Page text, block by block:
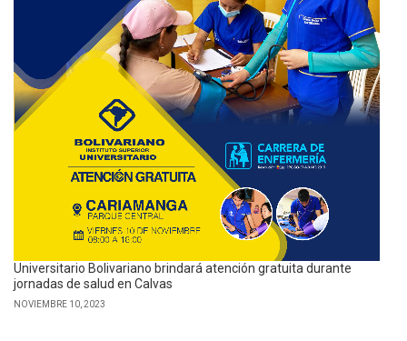
Universitario Bolivariano brindará atención gratuita durante
jornadas de salud en Calvas
NOVIEMBRE 10, 2023